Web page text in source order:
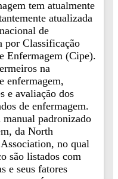
tem atualmente
atualizada
de
por Classificação
Enfermagem (Cipe).
na
enfermagem,
e avaliação dos
de enfermagem.
padronizado
da North
no qual
são listados com
e seus fatores